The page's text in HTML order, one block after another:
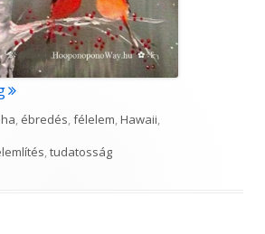
"Tudod, kit"
, ébredés,félelem,Hawaii,
,tudatosság